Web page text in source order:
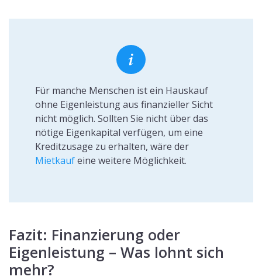
Für manche Menschen ist ein Hauskauf
ohne Eigenleistung aus finanzieller Sicht
nicht möglich. Sollten Sie nicht über das
nötige Eigenkapital verfügen, um eine
Kreditzusage zu erhalten, wäre der
Mietkaufeine weitere Möglichkeit.
Fazit: Finanzierung oder
Eigenleistung – Was lohnt sich
mehr?